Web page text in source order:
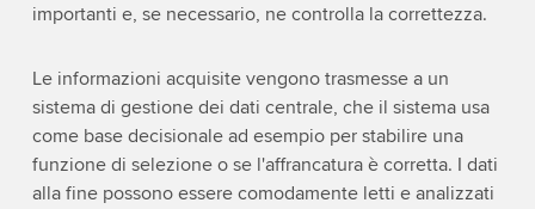
importanti e, se necessario, ne controlla la correttezza.
Le informazioni acquisite vengono trasmesse a un
sistema di gestione dei dati centrale, che il sistema usa
come base decisionale ad esempio per stabilire una
funzione di selezione o se l'affrancatura è corretta. I dati
alla fine possono essere comodamente letti e analizzati